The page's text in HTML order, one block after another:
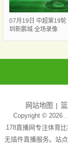
07月19日 中超第19轮
圳新鹏城 全场录像
网站地图
Copyright © 2026 .
178直播网专注体育
无插件直播服务。站